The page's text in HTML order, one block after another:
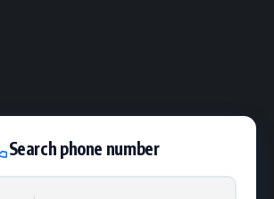
Search phone number